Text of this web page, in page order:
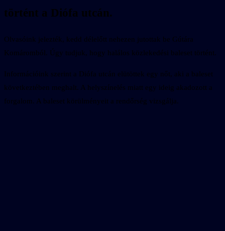
történt a Diófa utcán.
Olvasóink jelezték, kedd délelőtt nehezen jutottak be Gútára
Komáromból. Úgy tudjuk, hogy halálos közlekedési baleset történt.
Információink szerint a Diófa utcán elütöttek egy nőt, aki a baleset
következtében meghalt. A helyszínelés miatt egy ideig akadozott a
forgalom. A baleset körülményeit a rendőrség vizsgálja.